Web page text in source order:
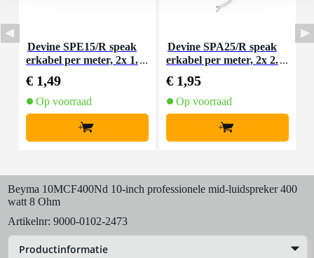
Devine SPE15/R speak
erkabel per meter, 2x 1.
€ 1,49
Op voorraad
+
Devine SPA25/R speak
erkabel per meter, 2x 2.
€ 1,95
Op voorraad
+
Beyma 10MCF400Nd 10-inch professionele mid-luidspreker 400
watt 8 Ohm
Artikelnr: 9000-0102-2473
Productinformatie